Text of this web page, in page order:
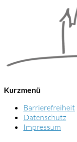
Kurzmenü
Barrierefreiheit
Datenschutz
Impressum